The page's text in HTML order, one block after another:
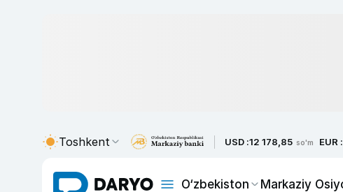
Toshkent USD :12 178,85 so'm EUR :
O‘zbekiston Markaziy